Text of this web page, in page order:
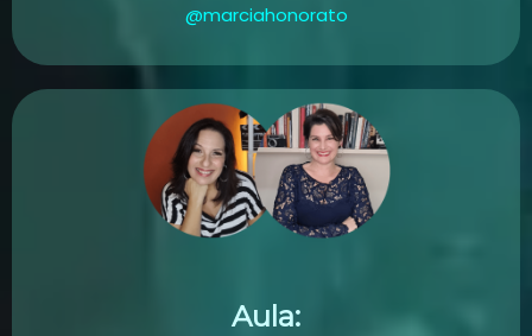
@marciahonorato
Aula: